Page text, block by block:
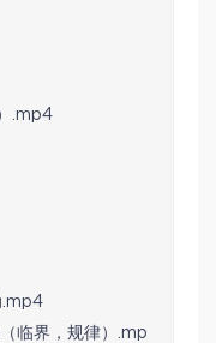
.mp4
.mp4
临界，规律）.mp